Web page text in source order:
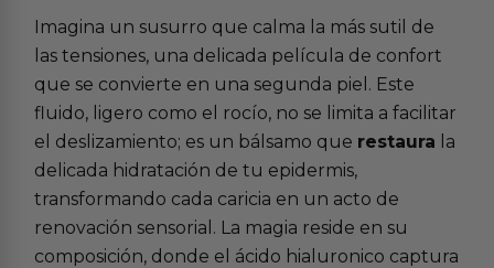
Imagina un susurro que calma la más sutil de
las tensiones, una delicada película de confort
que se convierte en una segunda piel. Este
fluido, ligero como el rocío, no se limita a facilitar
el deslizamiento; es un bálsamo que restaura la
delicada hidratación de tu epidermis,
transformando cada caricia en un acto de
renovación sensorial. La magia reside en su
composición, donde el ácido hialuronico captura